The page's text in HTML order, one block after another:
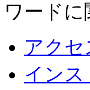
ワード
アク
イン